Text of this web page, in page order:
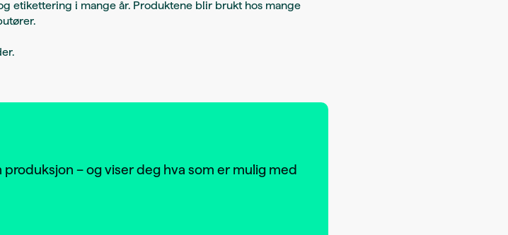
etikettering i mange år. Produktene blir brukt hos mange
– og viser deg hva som er mulig med